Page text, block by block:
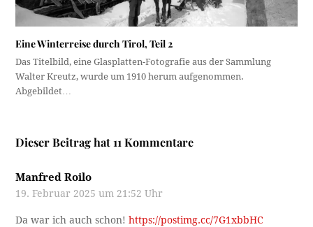
Eine Winterreise durch Tirol, Teil 2
Das Titelbild, eine Glasplatten-Fotografie aus der Sammlung
Walter Kreutz, wurde um 1910 herum aufgenommen.
Abgebildet…
Dieser Beitrag hat 11 Kommentare
Manfred Roilo
19. Februar 2025 um 21:52 Uhr
Da war ich auch schon!https://postimg.cc/7G1xbbHC